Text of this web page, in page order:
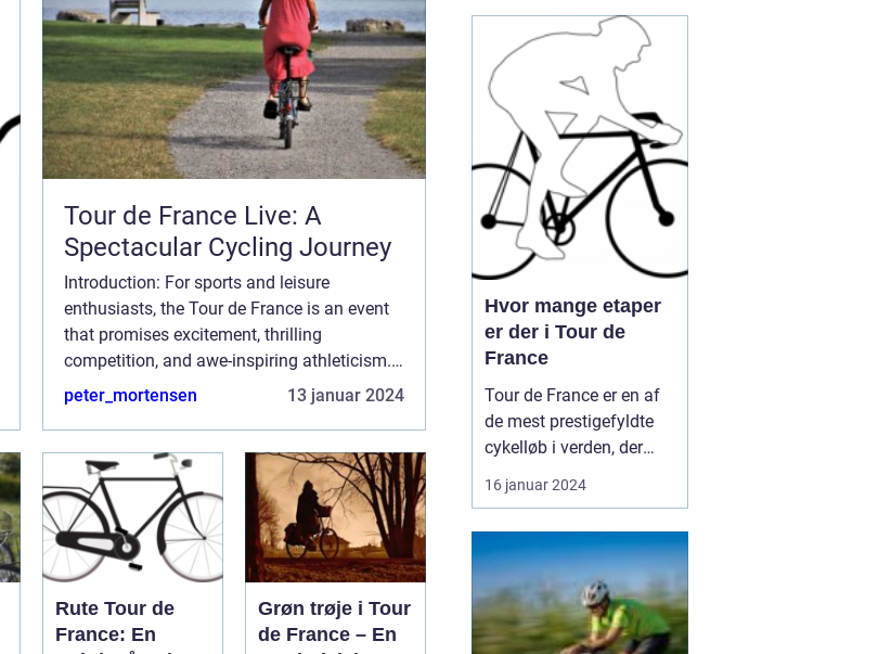
Tour de France Live: A
Spectacular Cycling Journey
Introduction: For sports and leisure
enthusiasts, the Tour de France is an event
that promises excitement, thrilling
competition, and awe-inspiring athleticism.
In this comprehensive article, we delve into
peter_mortensen 13 januar 2024
Rute Tour de
France: En
Grøn trøje i Tour
de France – En
France ...
Hvor mange etaper
er der i Tour de
France
Tour de France er en af
de mest prestigefyldte
cykelløb i verden, der
tiltrækker millioner af
tilskuere og seere hvert
etaper er der egentlig i
Tour de France? Og hvad
er vigtigt at vide om
dette ikoniske løb? Lad
16 januar 2024